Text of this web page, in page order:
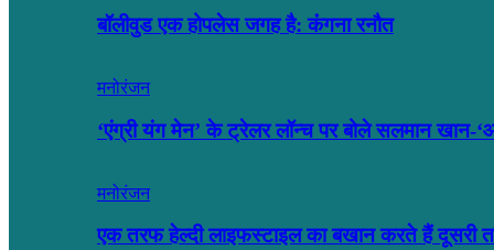
बॉलीवुड एक होपलेस जगह है: कंंगना रनौत
मनोरंजन
‘एंग्री यंग मेन’ के ट्रेलर लॉन्च पर बोले सलमान
मनोरंजन
एक तरफ हेल्दी लाइफस्टाइल का बखान करते हैं दूसरी